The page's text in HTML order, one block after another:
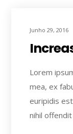
Junho 29, 2016
Lorem
mea, ex
euripidis
nihil